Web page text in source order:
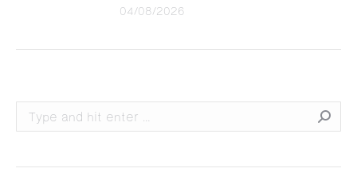
04/08/2026
Search: